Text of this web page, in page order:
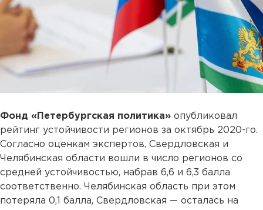
Фонд «Петербургская политика» опубликовал
рейтинг устойчивости регионов за октябрь 2020-го.
Cогласно оценкам экспертов, Свердловская и
Челябинская области вошли в число регионов со
средней устойчивостью, набрав 6,6 и 6,3 балла
соответственно. Челябинская область при этом
потеряла 0,1 балла, Свердловская — осталась на